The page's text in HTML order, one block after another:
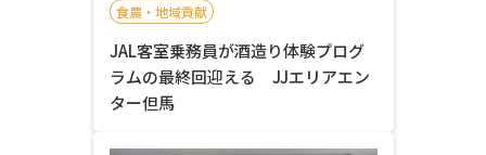
食農・地域貢献
JAL客室乗務員が酒造り体験プログ
ラムの最終回迎える JJエリアエン
ター但馬